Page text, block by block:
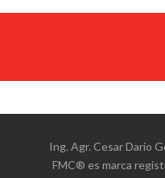
Ing. Agr. Cesar Dario
FMC® es marca